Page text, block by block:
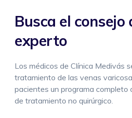
Busca el consejo
experto
Los médicos de Clínica Medivás
tratamiento de las venas
pacientes un programa completo
de tratamiento no quirúrgico.